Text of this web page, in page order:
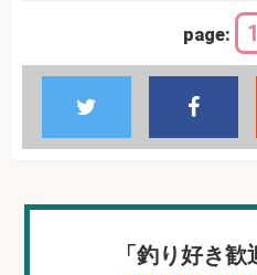
page: 1
「釣り好き